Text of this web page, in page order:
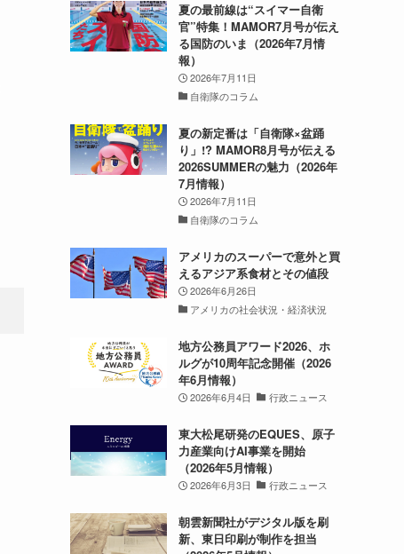
夏の最前線は“スイマー自衛
官”特集！MAMOR7月号が伝え
る国防のいま（2026年7月情
報）
2026年7月11日
自衛隊のコラム
夏の新定番は「自衛隊×盆踊
り」!? MAMOR8月号が伝える
2026SUMMERの魅力（2026年
7月情報）
2026年7月11日
自衛隊のコラム
アメリカのスーパーで意外と買
えるアジア系食材とその値段
2026年6月26日
アメリカの社会状況・経済状況
地方公務員アワード2026、ホ
ルグが10周年記念開催（2026
年6月情報）
2026年6月4日 行政ニュース
東大松尾研発のEQUES、原子
力産業向けAI事業を開始
（2026年5月情報）
2026年6月3日 行政ニュース
朝雲新聞社がデジタル版を刷
新、東日印刷が制作を担当